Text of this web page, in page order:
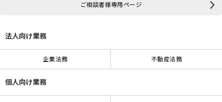
ご相談者様専用ページ
法人向け業務
企業法務 不動産法務
個人向け業務